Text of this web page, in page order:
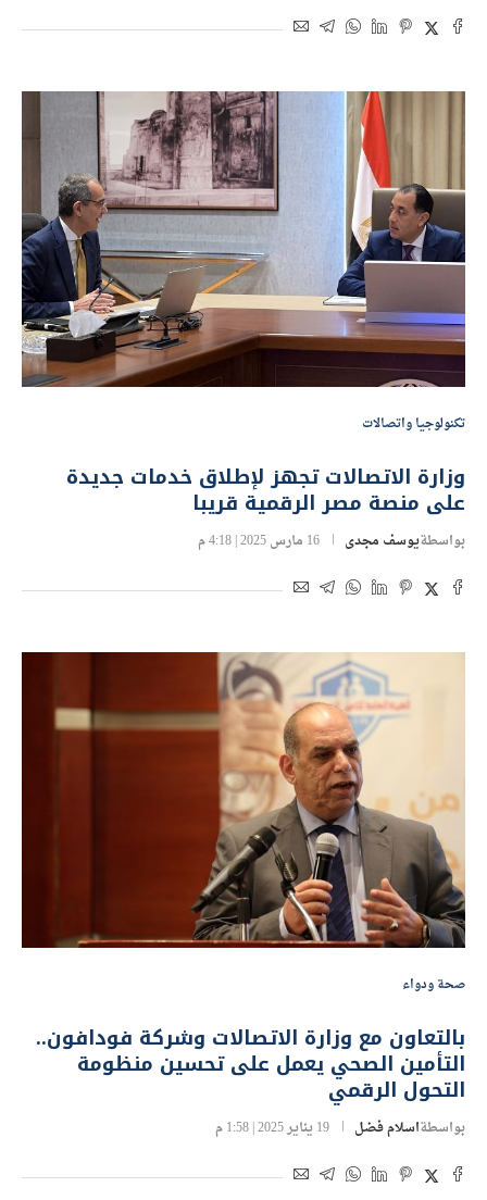
تكنولوجيا واتصالات
وزارة الاتصالات تجهز لإطلاق خدمات جديدة
على منصة مصر الرقمية قريبا
بواسطةيوسف مجدى 16 مارس 2025 | 4:18 م
صحة ودواء
بالتعاون مع وزارة الاتصالات وشركة فودافون..
التأمين الصحي يعمل على تحسين منظومة
التحول الرقمي
بواسطةاسلام فضل 19 يناير 2025 | 1:58 م